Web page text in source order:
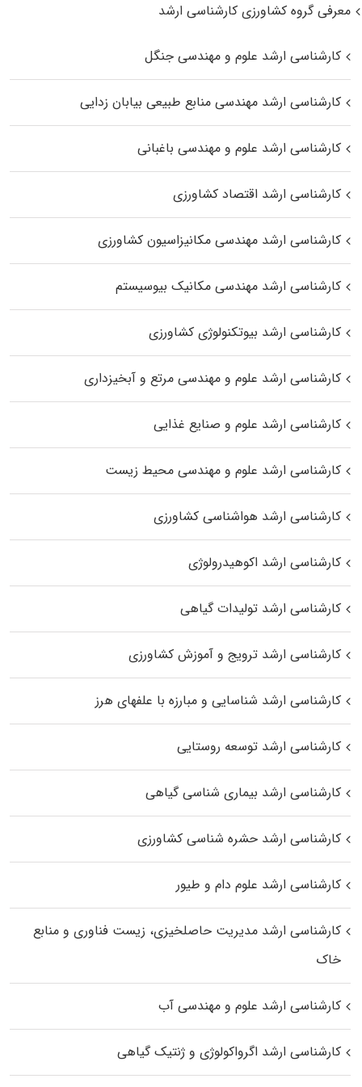
معرفی گروه کشاورزی کارشناسی ارشد
کارشناسی ارشد علوم و مهندسی جنگل
کارشناسی ارشد مهندسی منابع طبیعی بیابان زدایی
کارشناسی ارشد علوم و مهندسی باغبانی
کارشناسی ارشد اقتصاد کشاورزی
کارشناسی ارشد مهندسی مکانیزاسیون کشاورزی
کارشناسی ارشد مهندسی مکانیک بیوسیستم
کارشناسی ارشد بیوتکنولوژی کشاورزی
کارشناسی ارشد علوم و مهندسی مرتع و آبخیزداری
کارشناسی ارشد علوم و صنایع غذایی
کارشناسی ارشد علوم و مهندسی محیط زیست
کارشناسی ارشد هواشناسی کشاورزی
کارشناسی ارشد اکوهیدرولوژی
کارشناسی ارشد تولیدات گیاهی
کارشناسی ارشد ترویج و آموزش کشاورزی
کارشناسی ارشد شناسایی و مبارزه با علفهای هرز
کارشناسی ارشد توسعه روستایی
کارشناسی ارشد بیماری‌ شناسی گیاهی
کارشناسی ارشد حشره‌ شناسی کشاورزی
کارشناسی ارشد علوم دام و طیور
کارشناسی ارشد مدیریت حاصلخیزی، زیست فناوری و منابع
خاک
کارشناسی ارشد علوم و مهندسی آب
کارشناسی ارشد اگرواکولوژی و ژنتیک گیاهی